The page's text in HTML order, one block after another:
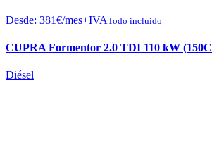
Desde: 381€/mes+IVATodo incluido
CUPRA Formentor 2.0 TDI 110 kW
Diésel